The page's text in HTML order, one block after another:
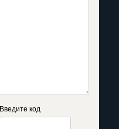
Введите код